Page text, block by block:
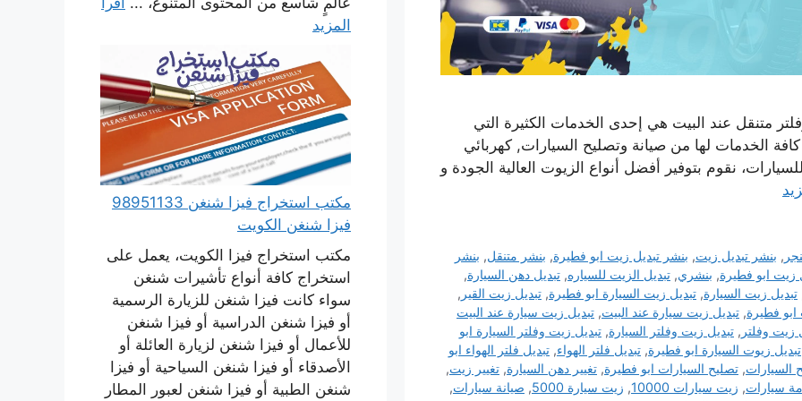
متنقل عند البيت هي إحدى الخدمات الكثيرة التي
كافة الخدمات لها من صيانة وتصليح السيارات, كهربائي
نقوم بتوفير أفضل أنواع الزيوت العالية الجودة و
, بنشر تبديل زيت, بنشر تبديل زيت ابو فطيرة, بنشر متنقل, بنشر
زيت ابو فطيرة, بنشري, تبديل الزيت للسياره, تبديل دهن السيارة,
تبديل زيت السيارة, تبديل زيت السيارة ابو فطيرة, تبديل زيت القير ,
فطيرة, تبديل زيت سيارة عند البيت, تبديل زيت سيارة عند البيت
زيت وفلتر , تبديل زيت وفلتر السيارة, تبديل زيت وفلتر السيارة ابو
تبديل زيوت السيارة ابو فطيرة, تبديل فلتر الهواء, تبديل فلتر الهواء ابو
السيارات, تصليح السيارات ابو فطيرة, تغيير دهن السيارة, تغيير زيت,
سيارات, زيت سيارات 10000 , زيت سيارة 5000 , صيانة سيارات,
المزيد
مكتب استخراج فيزا شنغن 98951133
فيزا شنغن الكويت
مكتب استخراج فيزا الكويت، يعمل على
استخراج كافة أنواع تأشيرات شنغن
سواء كانت فيزا شنغن للزيارة الرسمية
أو فيزا شنغن الدراسية أو فيزا شنغن
للأعمال أو فيزا شنغن لزيارة العائلة أو
الأصدقاء أو فيزا شنغن السياحية أو فيزا
شنغن الطبية أو فيزا شنغن لعبور المطار